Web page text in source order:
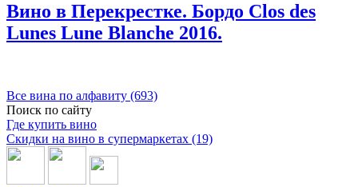
Вино в Перекрестке. Бордо Clos des
Lunes Lune Blanche 2016.
Все вина по алфавиту (693)
Поиск по сайту
Где купить вино
Скидки на вино в супермаркетах (19)